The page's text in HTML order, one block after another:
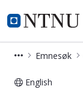
NTNU Hjemmeside
Studier
Emnesøk
English